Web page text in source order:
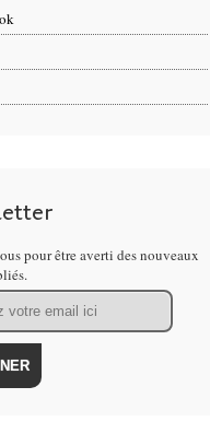
pour être averti des nouveaux